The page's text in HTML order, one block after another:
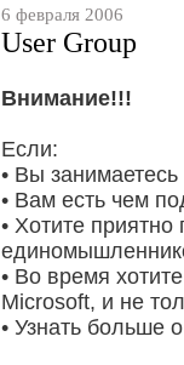
6 февраля 2006
User Group
Внимание!!!
Если:
• Вы
• Вам есть чем
• Хотите
• Во время
Microsoft, и не
• Узнать больше